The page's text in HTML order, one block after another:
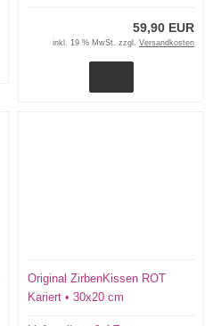
59,90 EUR
inkl. 19 % MwSt. zzgl. Versandkosten
Original ZirbenKissen ROT
Kariert • 30x20 cm